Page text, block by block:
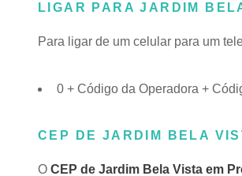
LIGAR PARA JARDIM
Para ligar de um celular para um
0 + Código da Operadora +
CEP DE JARDIM BELA
O CEP de Jardim Bela Vista em